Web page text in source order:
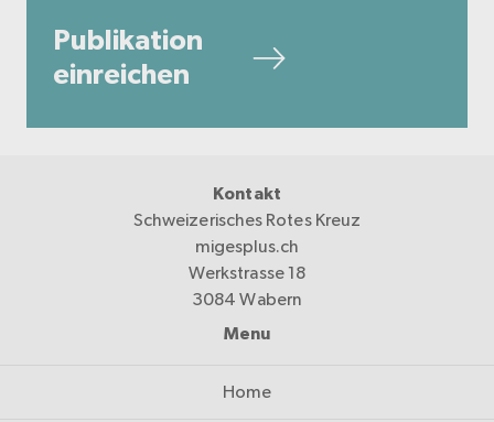
Publikation
einreichen
Kontakt
Schweizerisches Rotes Kreuz
migesplus.ch
Werkstrasse 18
3084 Wabern
Menu
Home